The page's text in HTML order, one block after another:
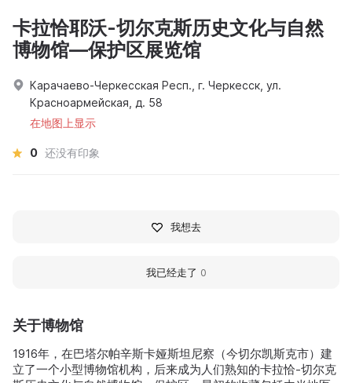
关于博物馆
1916年，在巴塔尔帕辛斯卡娅斯坦尼察（今切尔凯斯克市）建
立了一个小型博物馆机构，后来成为人们熟知的卡拉恰-切尔克
卡拉恰耶沃-切尔克斯历史文化与自然
博物馆—保护区展览馆
Карачаево-Черкесская Респ., г. Черкесск, ул.
Красноармейская, д. 58
在地图上显示
0 还没有印象
我想去
我已经走了 0